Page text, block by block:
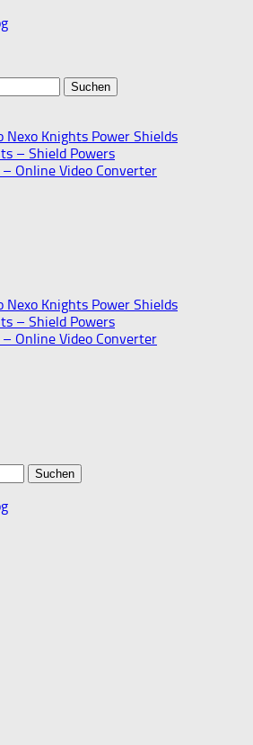
Nexo Knights Power Shields
– Shield Powers
Online Video Converter
Nexo Knights Power Shields
– Shield Powers
Online Video Converter